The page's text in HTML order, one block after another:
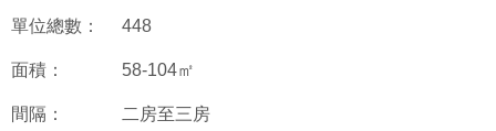
單位總數： 448
面積： 58-104㎡
間隔： 二房至三房